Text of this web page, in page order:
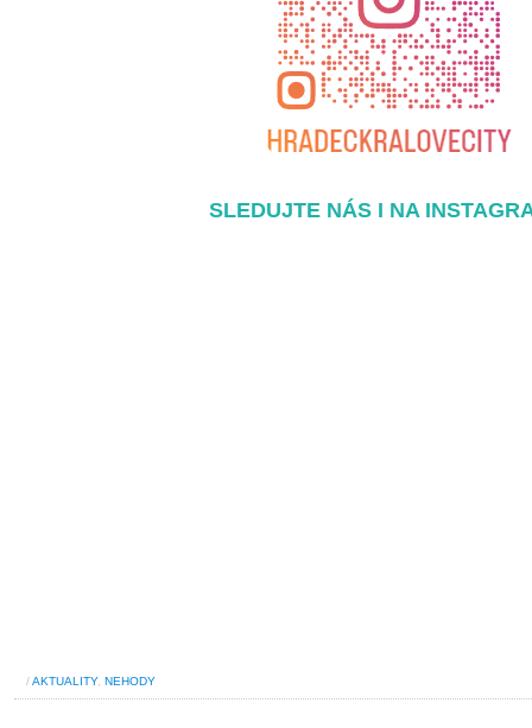
SLEDUJTE NÁS I NA
/AKTUALITY, NEHODY